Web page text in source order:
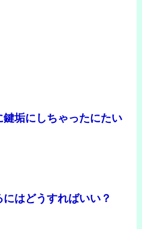
垢にしちゃったにたい
はどうすればいい？